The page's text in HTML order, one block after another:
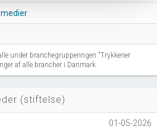
under branchegrupperingen "Trykkerier
af alle brancher i Danmark.
(stiftelse)
01-05-2026